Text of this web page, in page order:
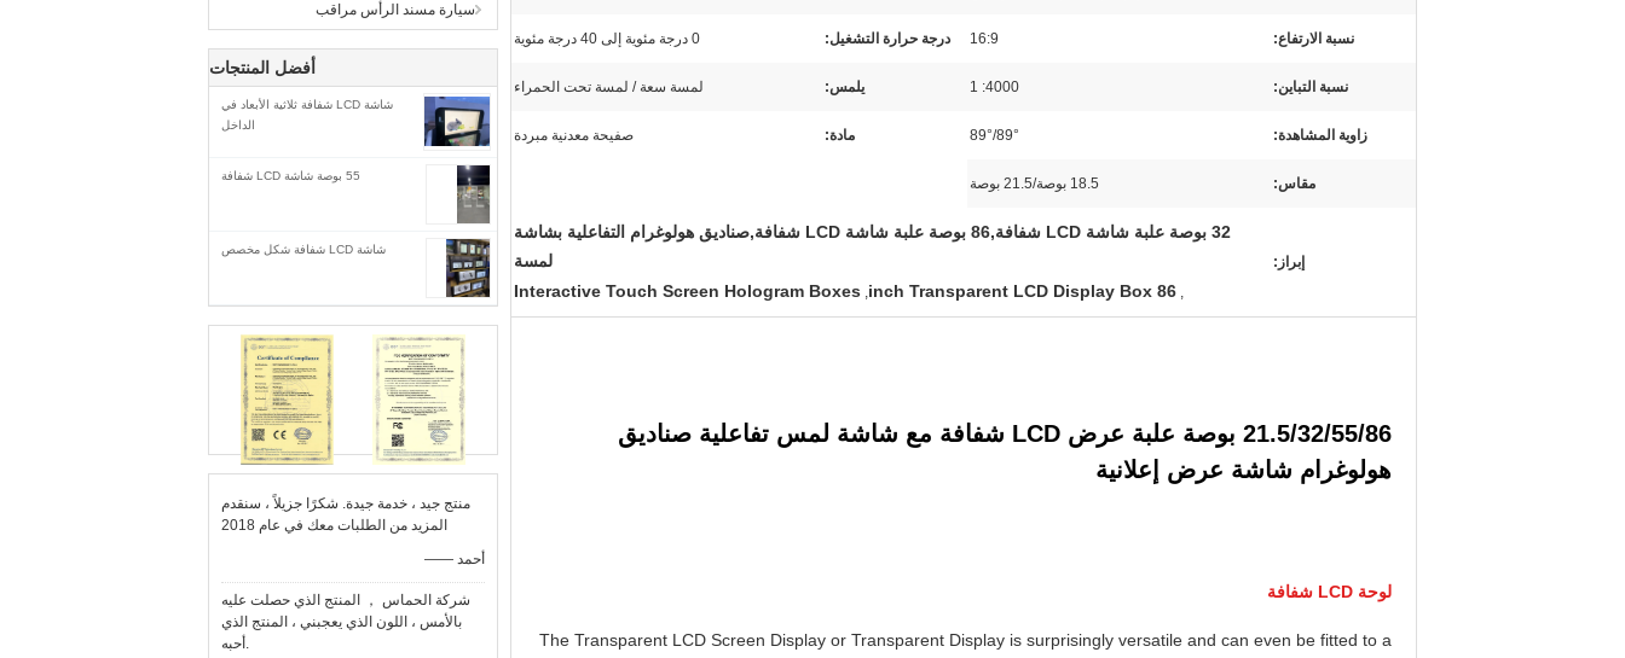
سيارة مسند الرأس مراقب
أفضل المنتجات
شاشة LCD شفافة ثلاثية الأبعاد في
الداخل
55 بوصة شاشة LCD شفافة
شاشة LCD شفافة شكل مخصص
منتج جيد ، خدمة جيدة. شكرًا جزيلاً ، سنقدم
المزيد من الطلبات معك في عام 2018
—— أحمد
شركة الحماس ， المنتج الذي حصلت عليه
بالأمس ، اللون الذي يعجبني ، المنتج الذي
أحبه.
نسبة الارتفاع: 16:9 درجة حرارة التشغيل: 0 درجة مئوية إلى 40 درجة مئوية
نسبة التباين: 4000: 1 يلمس: لمسة سعة / لمسة تحت الحمراء
زاوية المشاهدة: 89°/89° مادة: صفيحة معدنية مبردة
مقاس: 18.5 بوصة/21.5 بوصة
إبراز:
32 بوصة علبة شاشة LCD شفافة,86 بوصة علبة شاشة LCD شفافة,صناديق هولوغرام التفاعلية بشاشة
لمسة
,
86 inch Transparent LCD Display Box
,
Interactive Touch Screen Hologram Boxes
21.5/32/55/86 بوصة علبة عرض LCD شفافة مع شاشة لمس تفاعلية صناديق
هولوغرام شاشة عرض إعلانية
لوحة LCD شفافة
The Transparent LCD Screen Display or Transparent Display is surprisingly versatile and can even be fitted to a